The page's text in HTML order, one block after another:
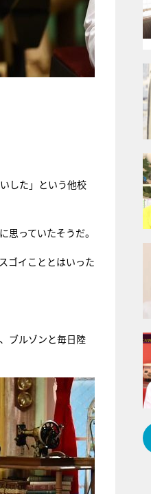
した」という他校
っていたそうだ。
ゴイこととはいった
ブルゾンと毎日陸